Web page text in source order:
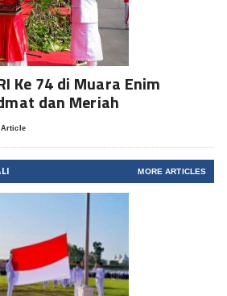
Ke 74 di Muara Enim
dan Meriah
Article
MORE ARTICLES